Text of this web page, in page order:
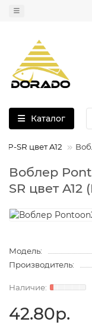
Каталог
SR цвет A12
Воблер
SR цвет A12
Модель:
Производитель:
42.80р.